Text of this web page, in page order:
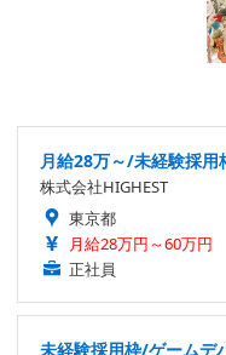
月給28万～/未経験採
株式会社HIGHEST
東京都
月給28万円～60万円
正社員
未経験採用枠/ゲームデ